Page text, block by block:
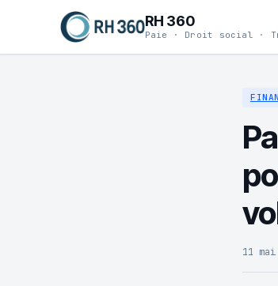
RH 360
Paie · Droit social ·
11